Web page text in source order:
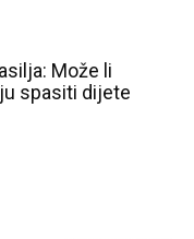
Može li
spasiti dijete